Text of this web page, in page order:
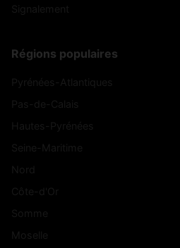
Régions populaires